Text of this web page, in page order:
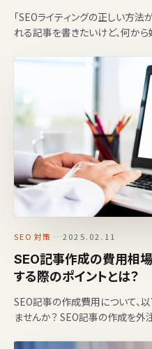
「SEOライティングの正しい方
れる記事を書きたいけど、何から
SEO対策 2025.02.11
SEO記事作成の費用相
する際のポイントとは？
SEO記事の作成費用について、
ませんか？ SEO記事の作成を外注したいが、費用の相場がわからな